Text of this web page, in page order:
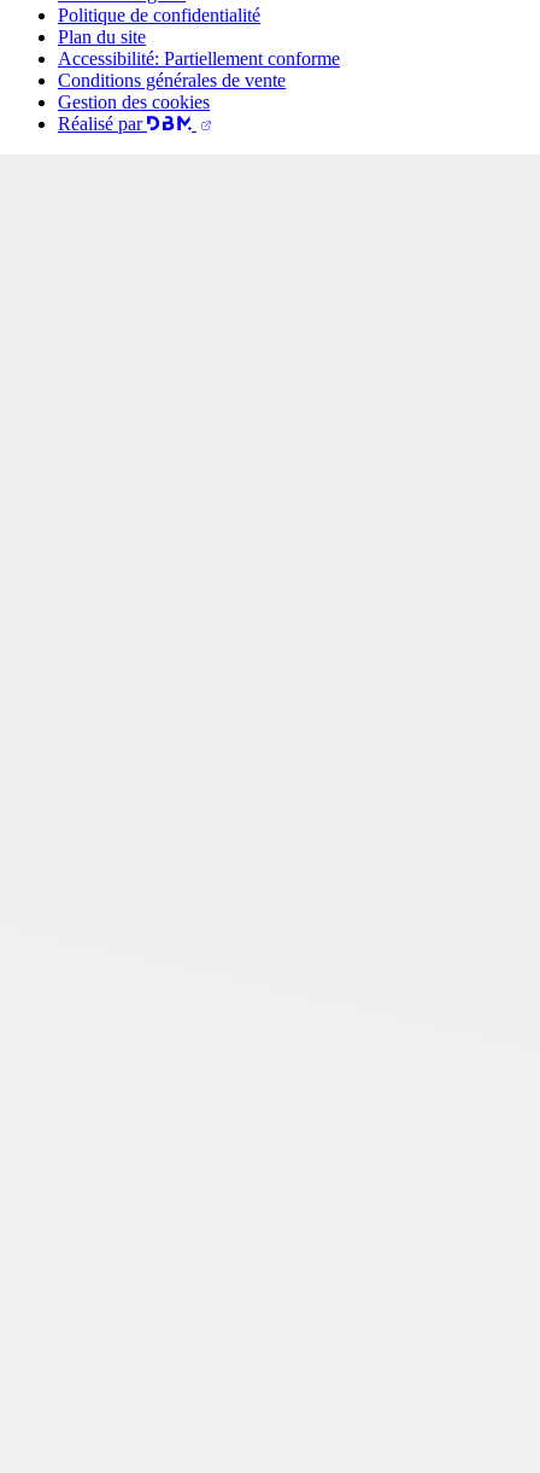
Politique de confidentialité
Plan du site
Accessibilité: Partiellement conforme
Conditions générales de vente
Gestion des cookies
Réalisé par